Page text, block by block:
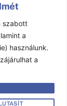
szabott
a
használunk.
a
2025
Kapcsolat